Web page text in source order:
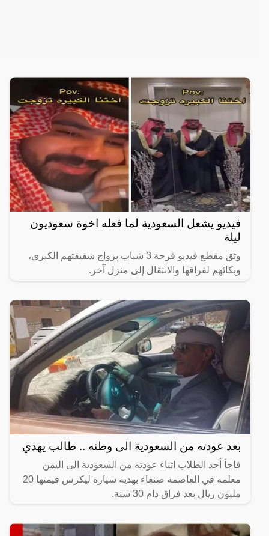
فيديو يشعل السعودية لما فعله اخوة سعوديون
ليلة
وثق مقطع فيديو فرحة 3 شباب بزواج شقيقتهم الكبرى،
وبكائهم لفراقها والانتقال إلى منزل آخر.
بعد عودته من السعودية الى وطنه .. طالب يهدي
فاجأ أحد الطلاب اثناء عودته من السعودية الى اليمن
معلمه في العاصمة صنعاء بهدية سيارة ليكزس قيمتها 20
مليون ريال بعد فراق دام 30 سنة.